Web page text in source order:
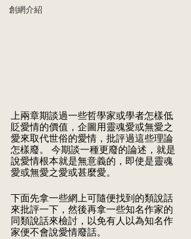
創網介紹
上兩章期談過一些哲學家或學者怎樣低
貶愛情的價值，企圖用靈魂愛或無愛之
愛來取代世俗的愛情，批評過這些理論
怎樣廢。 今期談一種更廢的論述，就是
說愛情根本就是無意義的，即使是靈魂
愛或無愛之愛或甚麼愛。
下面先拿一些網上可隨便找到的類說話
來批評一下，然後再拿一些知名作家的
同類說話來檢討，以免有人以為知名作
家便不會說愛情廢話。